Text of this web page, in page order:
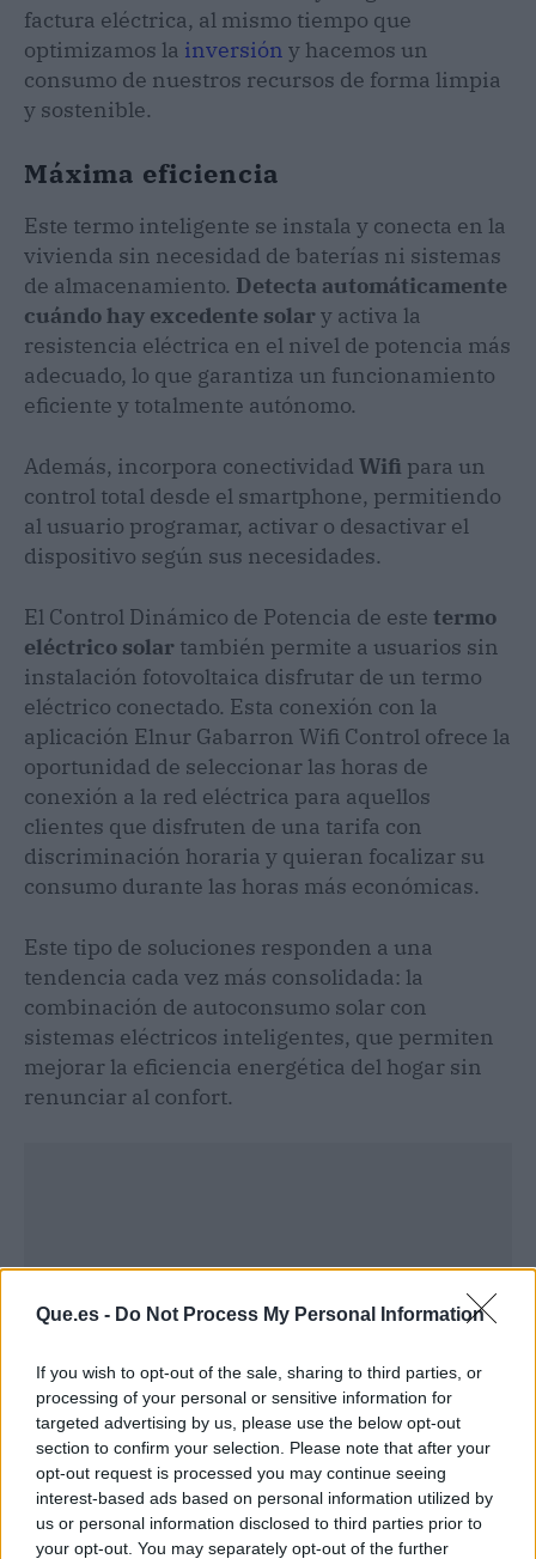
Que.es - Do Not Process My Personal Information
If you wish to opt-out of the sale, sharing to third parties, or
processing of your personal or sensitive information for
targeted advertising by us, please use the below opt-out
section to confirm your selection. Please note that after your
opt-out request is processed you may continue seeing
interest-based ads based on personal information utilized by
us or personal information disclosed to third parties prior to
your opt-out. You may separately opt-out of the further
factura eléctrica, al mismo tiempo que
optimizamos la inversión y hacemos un
consumo de nuestros recursos de forma limpia
y sostenible.
Máxima eficiencia
Este termo inteligente se instala y conecta en la
vivienda sin necesidad de baterías ni sistemas
de almacenamiento. Detecta automáticamente
cuándo hay excedente solary activa la
resistencia eléctrica en el nivel de potencia más
adecuado, lo que garantiza un funcionamiento
eficiente y totalmente autónomo.
Además, incorpora conectividad Wifi para un
control total desde el smartphone, permitiendo
al usuario programar, activar o desactivar el
dispositivo según sus necesidades.
El Control Dinámico de Potencia de este termo
eléctrico solar también permite a usuarios sin
instalación fotovoltaica disfrutar de un termo
eléctrico conectado. Esta conexión con la
aplicación Elnur Gabarron Wifi Control ofrece la
oportunidad de seleccionar las horas de
conexión a la red eléctrica para aquellos
clientes que disfruten de una tarifa con
discriminación horaria y quieran focalizar su
consumo durante las horas más económicas.
Este tipo de soluciones responden a una
tendencia cada vez más consolidada: la
combinación de autoconsumo solar con
sistemas eléctricos inteligentes, que permiten
mejorar la eficiencia energética del hogar sin
renunciar al confort.
Publicidad